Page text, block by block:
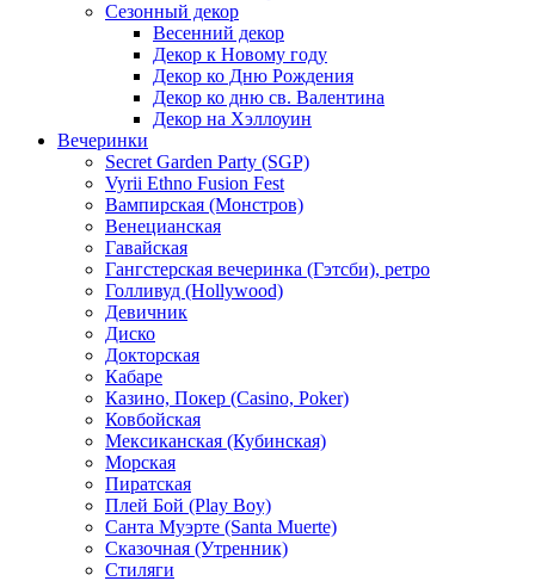
Сезонный декор
Весенний декор
Декор к Новому году
Декор ко Дню Рождения
Декор ко дню св. Валентина
Декор на Хэллоуин
Вечеринки
Secret Garden Party (SGP)
Vyrii Ethno Fusion Fest
Вампирская (Монстров)
Венецианская
Гавайская
Гангстерская вечеринка (Гэтсби), ретро
Голливуд (Hollywood)
Девичник
Диско
Докторская
Кабаре
Казино, Покер (Casino, Poker)
Ковбойская
Мексиканская (Кубинская)
Морская
Пиратская
Плей Бой (Play Boy)
Санта Муэрте (Santa Muerte)
Сказочная (Утренник)
Стиляги